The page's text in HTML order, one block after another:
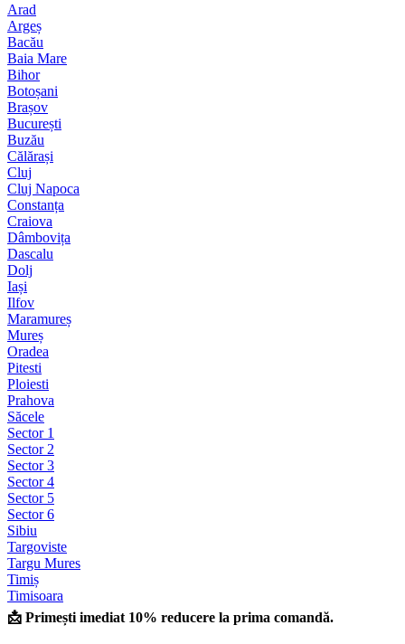
Arad
Argeș
Bacău
Baia Mare
Bihor
Botoșani
Brașov
București
Buzău
Călărași
Cluj
Cluj Napoca
Constanța
Craiova
Dâmbovița
Dascalu
Dolj
Iași
Ilfov
Maramureș
Mureș
Oradea
Pitesti
Ploiesti
Prahova
Săcele
Sector 1
Sector 2
Sector 3
Sector 4
Sector 5
Sector 6
Sibiu
Targoviste
Targu Mures
Timiș
Timisoara
📩 Primești imediat 10% reducere la prima comandă.